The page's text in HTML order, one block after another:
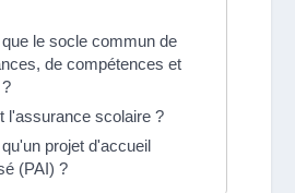
le socle commun de
de compétences et
l'assurance scolaire ?
projet d'accueil
(PAI) ?